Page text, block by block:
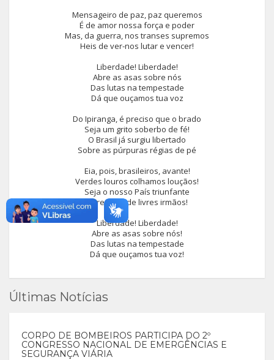
Mensageiro de paz, paz queremos
É de amor nossa força e poder
Mas, da guerra, nos transes supremos
Heis de ver-nos lutar e vencer!
Liberdade! Liberdade!
Abre as asas sobre nós
Das lutas na tempestade
Dá que ouçamos tua voz
Do Ipiranga, é preciso que o brado
Seja um grito soberbo de fé!
O Brasil já surgiu libertado
Sobre as púrpuras régias de pé
Eia, pois, brasileiros, avante!
Verdes louros colhamos louçãos!
Seja o nosso País triunfante
Livre terra de livres irmãos!
Liberdade! Liberdade!
Abre as asas sobre nós!
Das lutas na tempestade
Dá que ouçamos tua voz!
Últimas Notícias
CORPO DE BOMBEIROS PARTICIPA DO 2º
CONGRESSO NACIONAL DE EMERGÊNCIAS E
SEGURANÇA VIÁRIA